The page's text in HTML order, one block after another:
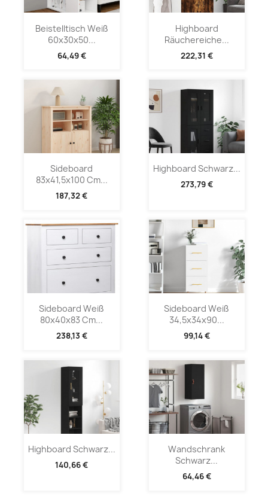
Beistelltisch Weiß
60x30x50...
64,49 €
Highboard
Räuchereiche...
222,31 €
Sideboard
83x41,5x100 Cm...
187,32 €
Highboard Schwarz...
273,79 €
Sideboard Weiß
80x40x83 Cm...
238,13 €
Sideboard Weiß
34,5x34x90...
99,14 €
Highboard Schwarz...
140,66 €
Wandschrank
Schwarz...
64,46 €